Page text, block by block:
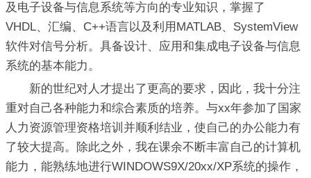
及电子设备与信息系统等方向的专业知识，掌握了
VHDL、汇编、C++语言以及利用MATLAB、SystemView
软件对信号分析。具备设计、应用和集成电子设备与信息
系统的基本能力。
新的世纪对人才提出了更高的要求，因此，我十分注
重对自己各种能力和综合素质的培养。与xx年参加了国家
人力资源管理资格培训并顺利结业，使自己的办公能力有
了较大提高。除此之外，我在课余不断丰富自己的计算机
能力，能熟练地进行WINDOWS9X/20xx/XP系统的操作，